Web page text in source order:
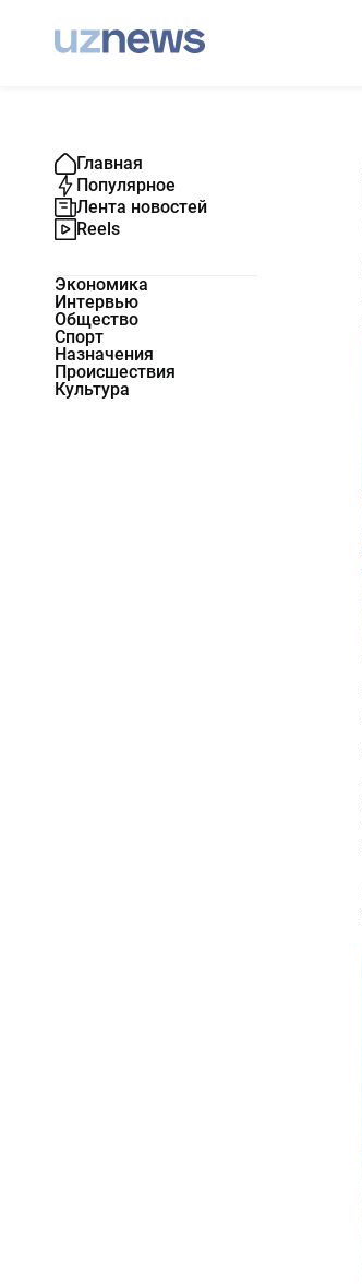
Главная
Популярное
Лента новостей
Reels
Экономика
Интервью
Общество
Спорт
Назначения
Происшествия
Культура